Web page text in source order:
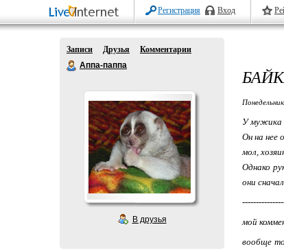
Регистрация Вход
Записи Друзья
Комментарии
Аппа-паппа
В друзья
У мужика
Он на нее
мол,
Однако
они
мой
вообще